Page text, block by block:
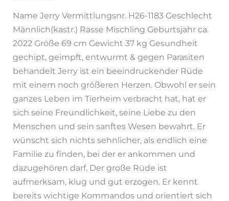
Name Jerry Vermittlungsnr. H26-1183 Geschlecht
Männlich(kastr.) Rasse Mischling Geburtsjahr ca.
2022 Größe 69 cm Gewicht 37 kg Gesundheit
gechipt, geimpft, entwurmt & gegen Parasiten
behandelt Jerry ist ein beeindruckender Rüde
mit einem noch größeren Herzen. Obwohl er sein
ganzes Leben im Tierheim verbracht hat, hat er
sich seine Freundlichkeit, seine Liebe zu den
Menschen und sein sanftes Wesen bewahrt. Er
wünscht sich nichts sehnlicher, als endlich eine
Familie zu finden, bei der er ankommen und
dazugehören darf. Der große Rüde ist
aufmerksam, klug und gut erzogen. Er kennt
bereits wichtige Kommandos und orientiert sich